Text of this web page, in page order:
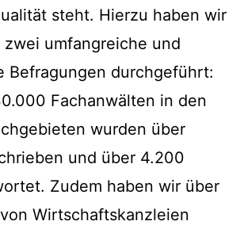
steht. Hierzu haben wir
umfangreiche und
Befragungen durchgeführt:
Fachanwälten in den
wurden über
und über 4.200
Zudem haben wir über
Wirtschaftskanzleien